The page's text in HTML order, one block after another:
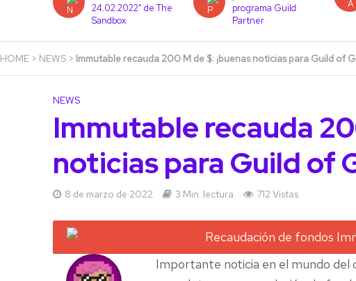
24.02.2022" de The
Sandbox
programa Guild
Partner
HOME > NEWS > Immutable recauda 200 M de $: ¡buenas noticias para Guild of
NEWS
Immutable recauda
noticias para Guild of
8 de marzo de 2022 3 Min. lectura 712 Vistas
Importante noticia en el mundo del